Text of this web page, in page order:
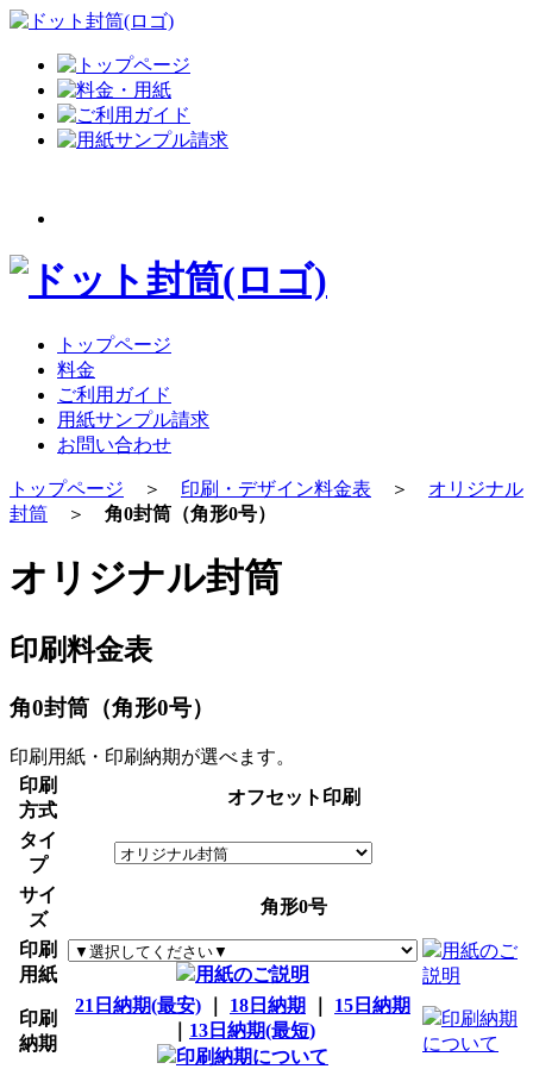
トップページ
料金
ご利用ガイド
用紙サンプル請求
お問い合わせ
トップページ ＞ 印刷・デザイン料金表 ＞ オリジナル
封筒 ＞ 角0封筒（角形0号）
オリジナル封筒
印刷料金表
角0封筒（角形0号）
印刷用紙・印刷納期が選べます。
印刷
方式
オフセット印刷
タイ
プ
サイ
ズ
角形0号
印刷
用紙
用紙のご説明
用紙のご
説明
印刷
納期
21日納期(最安) 18日納期
15日納期
13日納期(最短)
印刷納期について
印刷納期
について